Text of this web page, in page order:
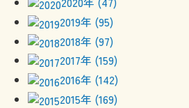
2019年 (95)
2018年 (97)
2017年 (159)
2016年 (142)
2015年 (169)